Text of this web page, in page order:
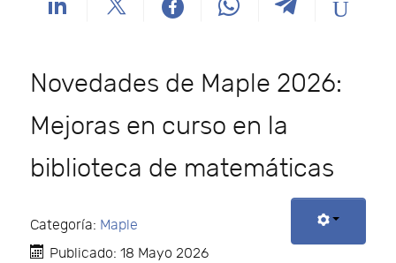
Novedades de Maple 2026:
Mejoras en curso en la
biblioteca de matemáticas
Categoría: Maple
Publicado: 18 Mayo 2026